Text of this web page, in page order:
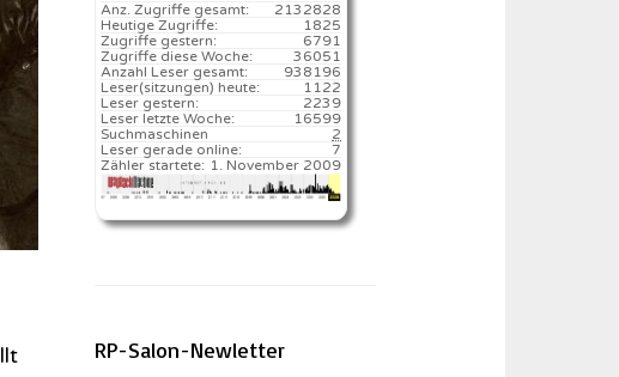
2132828
Anz. Zugriffe gesamt:
1825
Heutige Zugriffe:
6791
Zugriffe gestern:
36051
Zugriffe diese Woche:
938196
Anzahl Leser gesamt:
1122️
Leser(sitzungen) heute:
2239
Leser gestern:
16599️
Leser letzte Woche:
2
Suchmaschinen
7
Leser gerade online:
1. November 2009
Zähler startete:
RP-Salon-Newletter